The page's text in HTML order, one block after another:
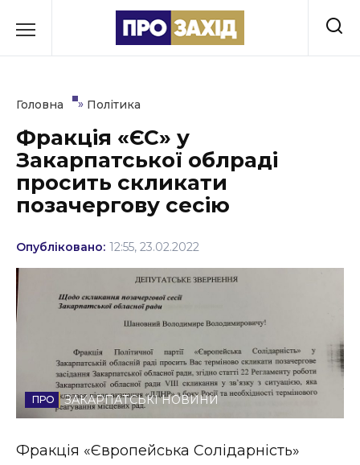
до
Культура
Освіта
Політика
Соціум
Стиль життя
Втрачений Ужгород
Втрачений Ужгород (відеоверсія)
Головна » Політика
Фракція «ЄС» у
Закарпатської облраді
просить скликати
позачергову сесію
Опубліковано: 12:55, 23.02.2022
ЗАКАРПАТСЬКІ НОВИНИ
Фракція «Європейська Солідарність»